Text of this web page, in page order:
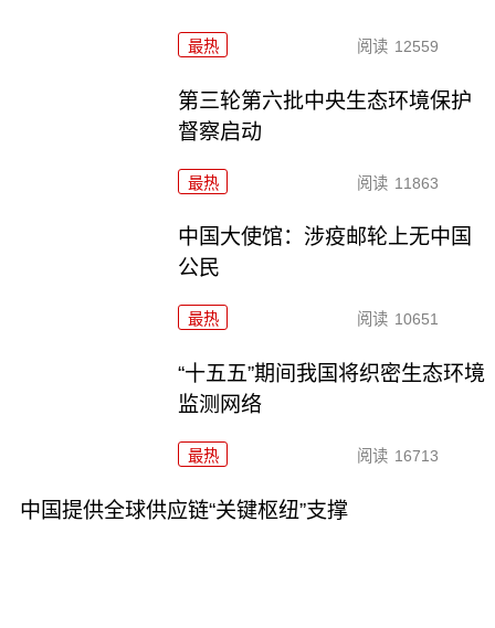
最热 阅读 12559
第三轮第六批中央生态环境保护
督察启动
最热 阅读 11863
中国大使馆：涉疫邮轮上无中国
公民
最热 阅读 10651
“十五五”期间我国将织密生态环境
监测网络
最热 阅读 16713
中国提供全球供应链“关键枢纽”支撑